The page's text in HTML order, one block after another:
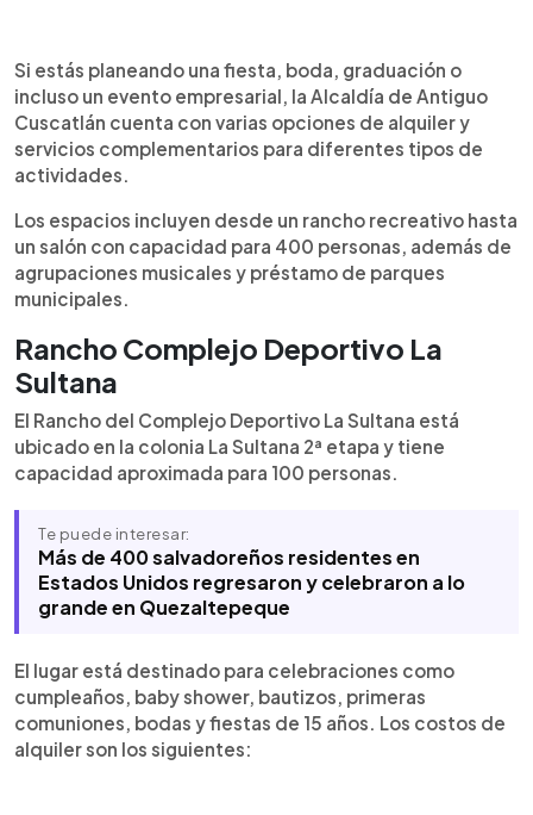
► Escuchar artículo
La Alcaldía de Antiguo Cuscatlán ofrece distintos
espacios y servicios para eventos sociales y
empresariales. Entre las opciones están el
Rancho del Complejo Deportivo La Sultana, con
capacidad para 100 personas, y el Salón de Usos
pueden contratar la Internacional Orquesta
Amigos Band y la Banda de Paz municipal. Los
precios varían según el tipo de evento y duración.
Además, la comuna pone a disposición el Parque
Central y el Parque Madreselva para actividades
deportivas, benéficas y de marketing. Los costos
incluyen un 5 % de impuestos por Fiestas
Patronales.
Si estás planeando una fiesta, boda, graduación o
incluso un evento empresarial, la Alcaldía de Antiguo
Cuscatlán cuenta con varias opciones de alquiler y
servicios complementarios para diferentes tipos de
actividades.
Los espacios incluyen desde un rancho recreativo hasta
un salón con capacidad para 400 personas, además de
agrupaciones musicales y préstamo de parques
municipales.
Rancho Complejo Deportivo La
Sultana
El Rancho del Complejo Deportivo La Sultana está
ubicado en la colonia La Sultana 2ª etapa y tiene
capacidad aproximada para 100 personas.
Te puede interesar:
Más de 400 salvadoreños residentes en
Estados Unidos regresaron y celebraron a lo
grande en Quezaltepeque
El lugar está destinado para celebraciones como
cumpleaños, baby shower, bautizos, primeras
comuniones, bodas y fiestas de 15 años. Los costos de
alquiler son los siguientes: